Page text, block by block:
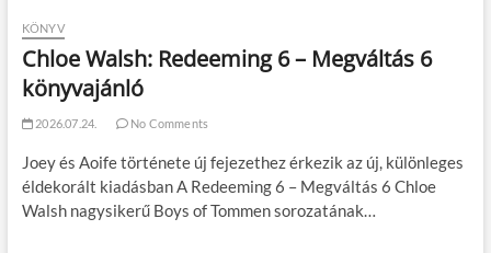
KÖNYV
Chloe Walsh: Redeeming 6 – Megváltás 6
könyvajánló
2026.07.24. No Comments
Joey és Aoife története új fejezethez érkezik az új, különleges
éldekorált kiadásban A Redeeming 6 – Megváltás 6 Chloe
Walsh nagysikerű Boys of Tommen sorozatának…